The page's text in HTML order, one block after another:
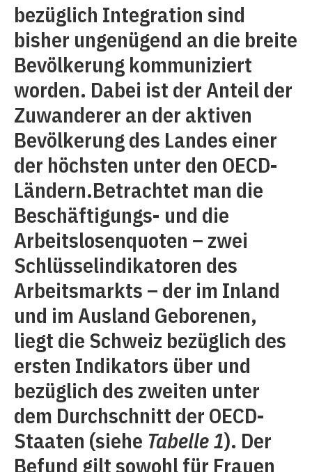
bezüglich Integration sind
bisher ungenügend an die breite
Bevölkerung kommuniziert
worden. Dabei ist der Anteil der
Zuwanderer an der aktiven
Bevölkerung des Landes einer
der höchsten unter den OECD-
Ländern.Betrachtet man die
Beschäftigungs- und die
Arbeitslosenquoten – zwei
Schlüsselindikatoren des
Arbeitsmarkts – der im Inland
und im Ausland Geborenen,
liegt die Schweiz bezüglich des
ersten Indikators über und
bezüglich des zweiten unter
dem Durchschnitt der OECD-
Staaten (siehe Tabelle 1). Der
Befund gilt sowohl für Frauen